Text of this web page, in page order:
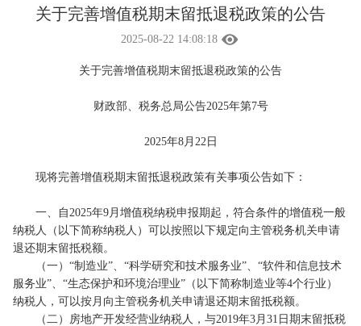
关于完善增值税期末留抵退税政策的公告
2025-08-22 14:08:18
关于完善增值税期末留抵退税政策的公告
财政部、税务总局公告2025年第7号
2025年8月22日
现将完善增值税期末留抵退税政策有关事项公告如下：
一、自2025年9月增值税纳税申报期起，符合条件的增值税一般
纳税人（以下简称纳税人）可以按照以下规定向主管税务机关申请
退还期末留抵税额。
（一）“制造业”、“科学研究和技术服务业”、“软件和信息技术
服务业”、“生态保护和环境治理业”（以下简称制造业等4个行业）
纳税人，可以按月向主管税务机关申请退还期末留抵税额。
（二）房地产开发经营业纳税人，与2019年3月31日期末留抵税